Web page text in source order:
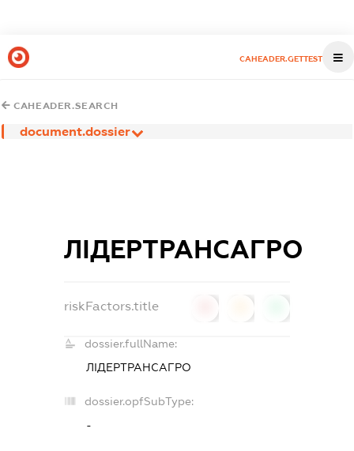
CAHEADER.GETTEST
CAHEADER.SEARCH
document.dossier
ЛІДЕРТРАНСАГРО
riskFactors.title
dossier.fullName:
ЛІДЕРТРАНСАГРО
dossier.opfSubType:
-